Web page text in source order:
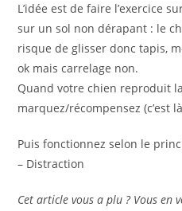
L’idée est de faire l’exercice
sur un sol non dérapant : le
risque de glisser donc tapis,
ok mais carrelage non.
Quand votre chien reproduit
marquez/récompensez (c’est
Puis fonctionnez selon le
– Distraction
Cet article vous a plu ? Vous en